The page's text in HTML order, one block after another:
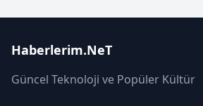
Haberlerim.NeT
Güncel Teknoloji ve Popüler Kültür